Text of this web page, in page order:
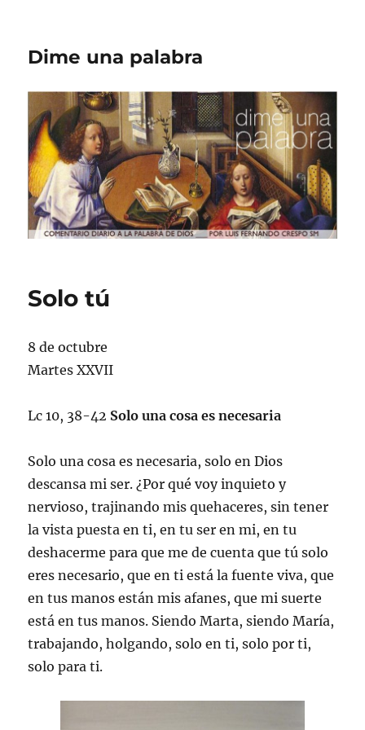
Dime una palabra
Solo tú
8 de octubre
Martes XXVII
Lc 10, 38-42 Solo una cosa es necesaria
Solo una cosa es necesaria, solo en Dios
descansa mi ser. ¿Por qué voy inquieto y
nervioso, trajinando mis quehaceres, sin tener
la vista puesta en ti, en tu ser en mi, en tu
deshacerme para que me de cuenta que tú solo
eres necesario, que en ti está la fuente viva, que
en tus manos están mis afanes, que mi suerte
está en tus manos. Siendo Marta, siendo María,
trabajando, holgando, solo en ti, solo por ti,
solo para ti.